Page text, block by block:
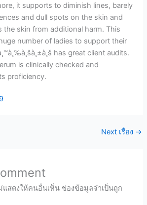
it supports to diminish lines, barely
and dull spots on the skin and
the skin from additional harm. This
number of ladies to support their
has great client audits.
is clinically checked and
proficiency.
Next เรื่อง →
แสดงให้คนอื่นเห็น ช่องข้อมูลจำเป็นถูก